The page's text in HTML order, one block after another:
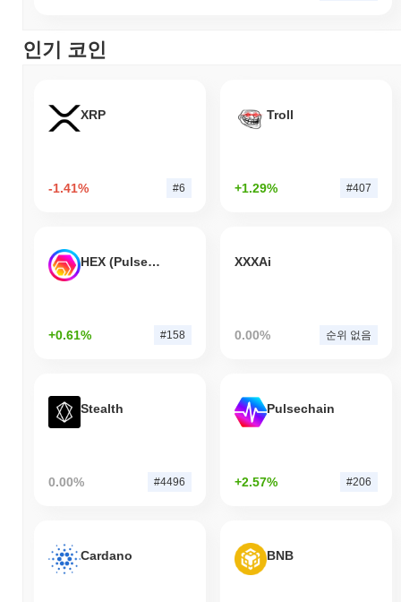
인기 코인
XRP
-1.41% #6
Troll
+1.29% #407
HEX (Pulsechain)
+0.61% #158
XXXAi
0.00% 순위 없음
Stealth
0.00% #4496
Pulsechain
+2.57% #206
Cardano BNB